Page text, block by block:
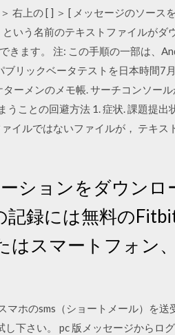
右上の [ ] ＞ [ メッセージのソース
いう名前のテキストファイルがダ
ます。 注: この手順の一部は、
リックベータテストを日本時間7
ーメンのメモ帳. サーチコンソー
ことの回避方法 1. 症状. 課題提出
イルではないファイルが， テキス
ションをダウンロ
録には無料の
はスマートフォン
のsms（ショートメール）を送
下さい。 pc 版メッセージからロ